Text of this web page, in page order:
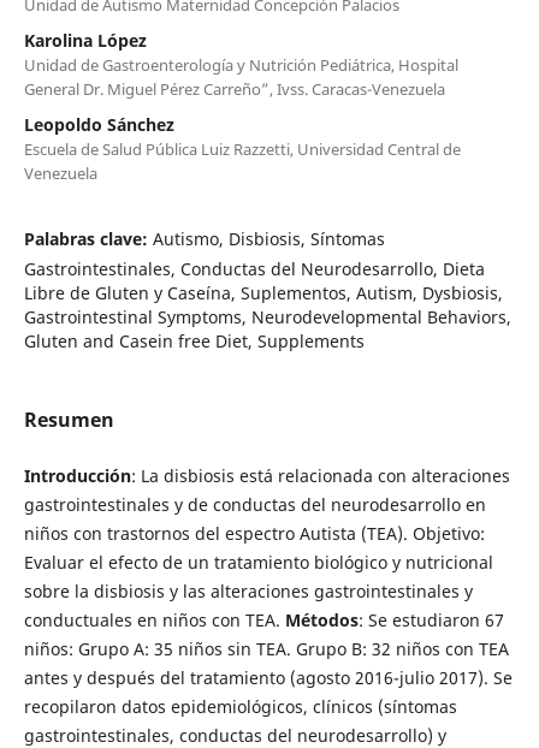
Unidad de Autismo Maternidad Concepción Palacios
Karolina López
Unidad de Gastroenterología y Nutrición Pediátrica, Hospital
General Dr. Miguel Pérez Carreño”, Ivss. Caracas-Venezuela
Leopoldo Sánchez
Escuela de Salud Pública Luiz Razzetti, Universidad Central de
Venezuela
Palabras clave: Autismo, Disbiosis, Síntomas
Gastrointestinales, Conductas del Neurodesarrollo, Dieta
Libre de Gluten y Caseína, Suplementos, Autism, Dysbiosis,
Gastrointestinal Symptoms, Neurodevelopmental Behaviors,
Gluten and Casein free Diet, Supplements
Resumen
Introducción: La disbiosis está relacionada con alteraciones
gastrointestinales y de conductas del neurodesarrollo en
niños con trastornos del espectro Autista (TEA). Objetivo:
Evaluar el efecto de un tratamiento biológico y nutricional
sobre la disbiosis y las alteraciones gastrointestinales y
conductuales en niños con TEA. Métodos: Se estudiaron 67
niños: Grupo A: 35 niños sin TEA. Grupo B: 32 niños con TEA
antes y después del tratamiento (agosto 2016-julio 2017). Se
recopilaron datos epidemiológicos, clínicos (síntomas
gastrointestinales, conductas del neurodesarrollo) y